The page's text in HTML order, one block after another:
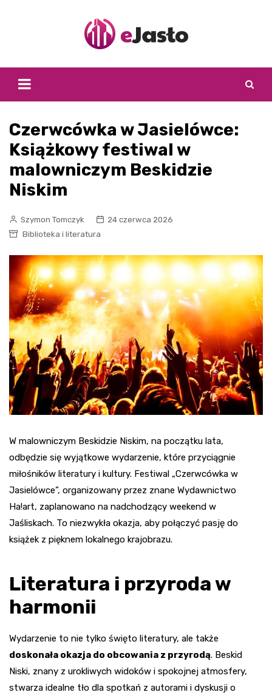
Czerwcówka w Jasielówce:
Książkowy festiwal w
malowniczym Beskidzie
Niskim
Szymon Tomczyk
24 czerwca 2026
Biblioteka i literatura
W malowniczym Beskidzie Niskim, na początku lata,
odbędzie się wyjątkowe wydarzenie, które przyciągnie
miłośników literatury i kultury. Festiwal „Czerwcówka w
Jasielówce”, organizowany przez znane Wydawnictwo
Ha!art, zaplanowano na nadchodzący weekend w
Jaśliskach. To niezwykła okazja, aby połączyć pasję do
książek z pięknem lokalnego krajobrazu.
Literatura i przyroda w
harmonii
Wydarzenie to nie tylko święto literatury, ale także
doskonała okazja do obcowania z przyrodą. Beskid
Niski, znany z urokliwych widoków i spokojnej atmosfery,
stwarza idealne tło dla spotkań z autorami i dyskusji o